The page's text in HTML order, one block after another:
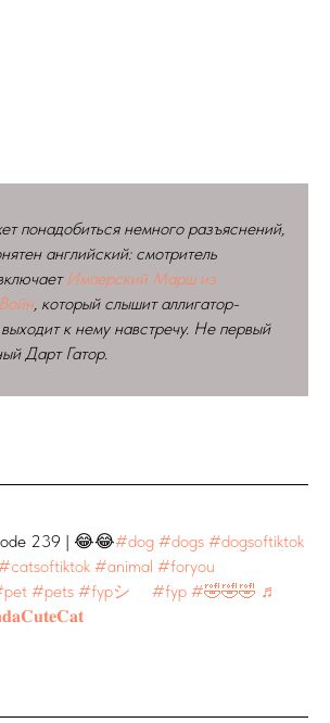
понадобиться немного разъяснений,
английский: смотритель
Имперский Марш из
, который слышит аллигатор-
к нему навстречу. Не первый
Дарт Гатор.
239 | 😂😂#dog #dogs #dogsoftiktok
#animal #foryou
#pets #fypシ゚ #fyp #🤣🤣🤣 ♬